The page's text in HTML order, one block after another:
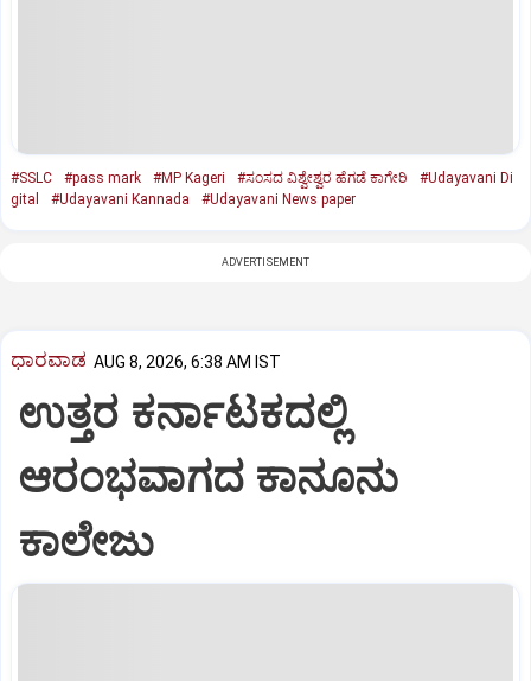
#SSLC #pass mark #MP Kageri #ಸಂಸದ ವಿಶ್ವೇಶ್ವರ ಹೆಗಡೆ ಕಾಗೇರಿ
#Udayavani Di
gital
#Udayavani Kannada #Udayavani News paper
ADVERTISEMENT
ಧಾರವಾಡ AUG 8, 2026, 6:38 AM IST
ಉತ್ತರ ಕರ್ನಾಟಕದಲ್ಲಿ
ಆರಂಭವಾಗದ ಕಾನೂನು
ಕಾಲೇಜು